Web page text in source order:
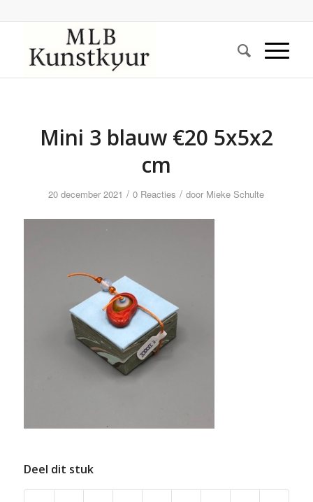
Mini 3 blauw €20 5x5x2
cm
20 december 2021 / 0 Reacties / door Mieke Schulte
Deel dit stuk